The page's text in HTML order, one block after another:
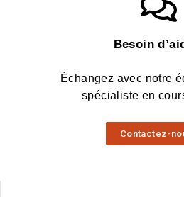
Besoin
Échangez avec notre
spécialiste en
Contactez-